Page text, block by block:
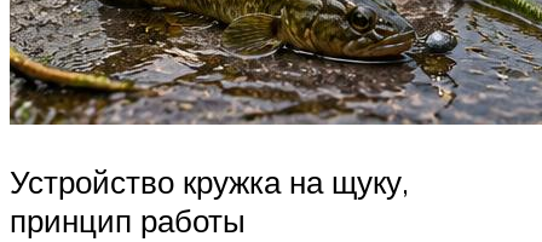
Устройство кружка на щуку,
принцип работы